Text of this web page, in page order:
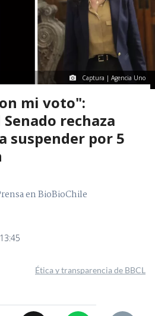
Captura | Agencia Uno
mi voto":
rechaza
suspender por 5
en BioBioChile
Ética y transparencia de BBCL